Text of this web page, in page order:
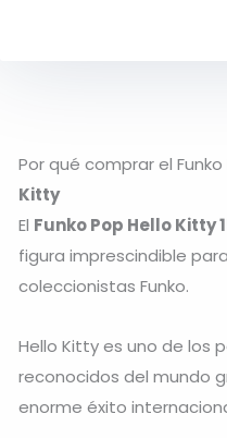
Por qué comprar el Funko
Kitty
El Funko Pop Hello Kitty
figura imprescindible
coleccionistas Funko.
Hello Kittyes uno de los
reconocidos del mundo
enorme éxito